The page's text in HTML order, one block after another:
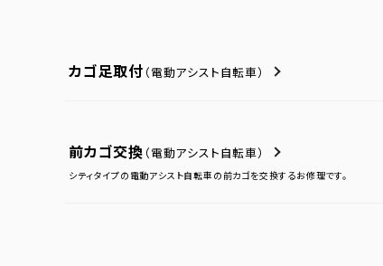
カゴ足取付 （電動アシスト自転車）
前カゴ交換 （電動アシスト自転車）
シティタイプの電動アシスト自転車の前カゴを交換するお修理です。